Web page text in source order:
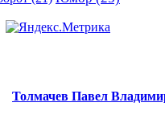
Толмачев Павел